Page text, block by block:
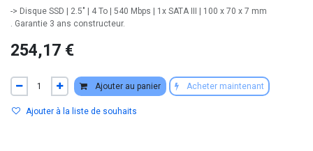
-> Disque SSD | 2.5" | 4 To | 540 Mbps | 1x SATA III | 100 x 70 x 7 mm
. Garantie 3 ans constructeur.
254,17 €
Ajouter au panier Acheter maintenant
Ajouter à la liste de souhaits